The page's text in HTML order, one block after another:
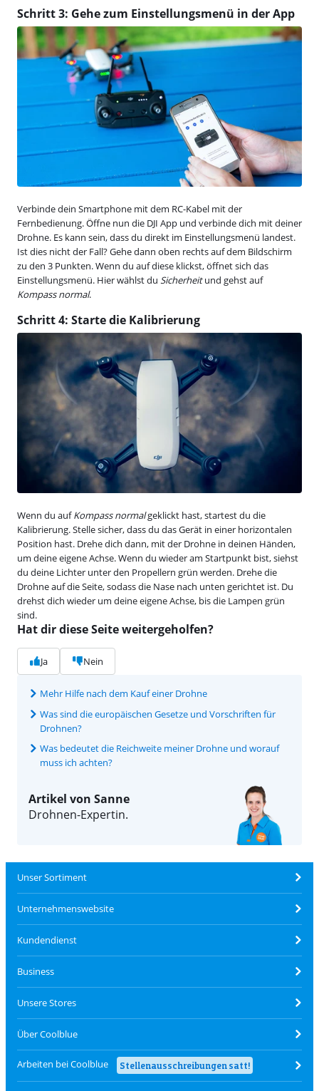
Schritt 3: Gehe zum Einstellungsmenü in der App
Verbinde dein Smartphone mit dem RC-Kabel mit der
Fernbedienung. Öffne nun die DJI App und verbinde dich mit deiner
Drohne. Es kann sein, dass du direkt im Einstellungsmenü landest.
Ist dies nicht der Fall? Gehe dann oben rechts auf dem Bildschirm
zu den 3 Punkten. Wenn du auf diese klickst, öffnet sich das
Einstellungsmenü. Hier wählst du Sicherheitund gehst auf
Kompass normal.
Schritt 4: Starte die Kalibrierung
Wenn du aufKompass normalgeklickt hast, startest du die
Kalibrierung. Stelle sicher, dass du das Gerät in einer horizontalen
Position hast. Drehe dich dann, mit der Drohne in deinen Händen,
um deine eigene Achse. Wenn du wieder am Startpunkt bist, siehst
du deine Lichter unter den Propellern grün werden. Drehe die
Drohne auf die Seite, sodass die Nase nach unten gerichtet ist. Du
drehst dich wieder um deine eigene Achse, bis die Lampen grün
sind.
Hat dir diese Seite weitergeholfen?
Ja Nein
Mehr Hilfe nach dem Kauf einer Drohne
Was sind die europäischen Gesetze und Vorschriften für
Drohnen?
Was bedeutet die Reichweite meiner Drohne und worauf
muss ich achten?
Artikel von Sanne
Drohnen-Expertin.
Unser Sortiment
Unternehmenswebsite
Kundendienst
Business
Unsere Stores
Über Coolblue
Arbeiten bei Coolblue Stellenausschreibungen satt!